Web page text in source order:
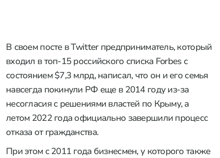
В своем посте в Twitter предприниматель, который
входил в топ-15 российского списка Forbes с
состоянием $7,3 млрд, написал, что он и его семья
навсегда покинули РФ еще в 2014 году из-за
несогласия с решениями властей по Крыму, а
летом 2022 года официально завершили процесс
отказа от гражданства.
При этом с 2011 года бизнесмен, у которого также